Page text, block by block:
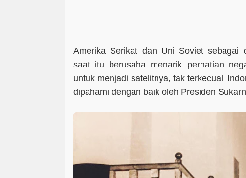
Amerika Serikat dan Uni Soviet sebagai
saat itu berusaha menarik perhatian
untuk menjadi satelitnya, tak terkecuali
dipahami dengan baik oleh Presiden